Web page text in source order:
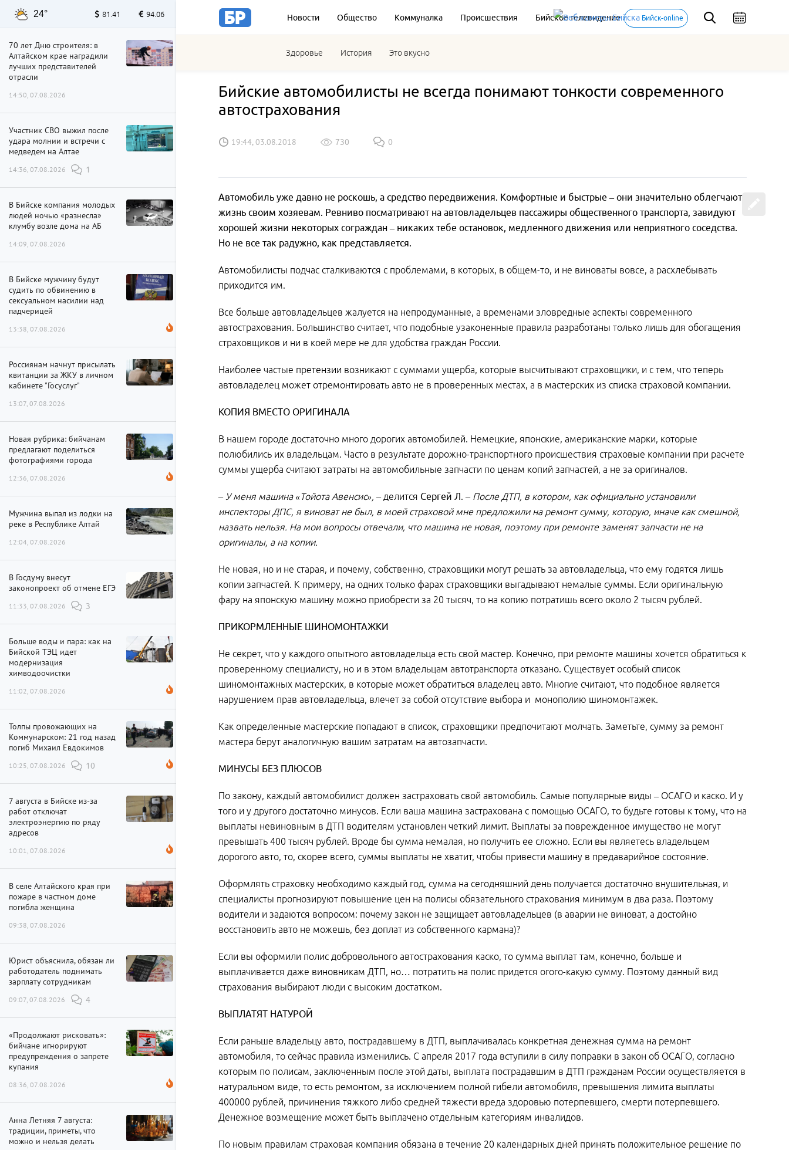
Новости Общество Коммуналка Происшествия Бийское телевидение Бийск-online
Здоровье История Это вкусно
24° 81.41 94.06
70 лет Дню строителя: в
Алтайском крае наградили
лучших представителей
отрасли
14:50, 07.08.2026
Участник СВО выжил после
удара молнии и встречи с
медведем на Алтае
14:36, 07.08.2026 1
В Бийске компания молодых
людей ночью «разнесла»
клумбу возле дома на АБ
14:09, 07.08.2026
В Бийске мужчину будут
судить по обвинению в
сексуальном насилии над
падчерицей
13:38, 07.08.2026
Россиянам начнут присылать
квитанции за ЖКУ в личном
кабинете "Госуслуг"
13:07, 07.08.2026
Новая рубрика: бийчанам
предлагают поделиться
фотографиями города
12:36, 07.08.2026
Мужчина выпал из лодки на
реке в Республике Алтай
12:04, 07.08.2026
В Госдуму внесут
законопроект об отмене ЕГЭ
11:33, 07.08.2026 3
Больше воды и пара: как на
Бийской ТЭЦ идет
модернизация
химводоочистки
11:02, 07.08.2026
Толпы провожающих на
Коммунарском: 21 год назад
погиб Михаил Евдокимов
10:25, 07.08.2026 10
7 августа в Бийске из-за
работ отключат
электроэнергию по ряду
адресов
10:01, 07.08.2026
В селе Алтайского края при
пожаре в частном доме
погибла женщина
09:38, 07.08.2026
Юрист объяснила, обязан ли
работодатель поднимать
зарплату сотрудникам
09:07, 07.08.2026 4
«Продолжают рисковать»:
бийчане игнорируют
предупреждения о запрете
купания
08:36, 07.08.2026
Анна Летняя 7 августа:
традиции, приметы, что
можно и нельзя делать
Бийские автомобилисты не всегда понимают тонкости современного
автострахования
19:44, 03.08.2018 730 0
Автомобиль уже давно не роскошь, а средство передвижения. Комфортные и быстрые – они значительно облегчают
жизнь своим хозяевам. Ревниво посматривают на автовладельцев пассажиры общественного транспорта, завидуют
хорошей жизни некоторых сограждан – никаких тебе остановок, медленного движения или неприятного соседства.
Но не все так радужно, как представляется.
Автомобилисты подчас сталкиваются с проблемами, в которых, в общем-то, и не виноваты вовсе, а расхлебывать
приходится им.
Все больше автовладельцев жалуется на непродуманные, а временами зловредные аспекты современного
автострахования. Большинство считает, что подобные узаконенные правила разработаны только лишь для обогащения
страховщиков и ни в коей мере не для удобства граждан России.
Наиболее частые претензии возникают с суммами ущерба, которые высчитывают страховщики, и с тем, что теперь
автовладелец может отремонтировать авто не в проверенных местах, а в мастерских из списка страховой компании.
КОПИЯ ВМЕСТО ОРИГИНАЛА
В нашем городе достаточно много дорогих автомобилей. Немецкие, японские, американские марки, которые
полюбились их владельцам. Часто в результате дорожно-транспортного происшествия страховые компании при расчете
суммы ущерба считают затраты на автомобильные запчасти по ценам копий запчастей, а не за оригиналов.
– У меня машина «Тойота Авенсис», – делится Сергей Л. – После ДТП, в котором, как официально установили
инспекторы ДПС, я виноват не был, в моей страховой мне предложили на ремонт сумму, которую, иначе как смешной,
назвать нельзя. На мои вопросы отвечали, что машина не новая, поэтому при ремонте заменят запчасти не на
оригиналы, а на копии.
Не новая, но и не старая, и почему, собственно, страховщики могут решать за автовладельца, что ему годятся лишь
копии запчастей. К примеру, на одних только фарах страховщики выгадывают немалые суммы. Если оригинальную
фару на японскую машину можно приобрести за 20 тысяч, то на копию потратишь всего около 2 тысяч рублей.
ПРИКОРМЛЕННЫЕ ШИНОМОНТАЖКИ
Не секрет, что у каждого опытного автовладельца есть свой мастер. Конечно, при ремонте машины хочется обратиться к
проверенному специалисту, но и в этом владельцам автотранспорта отказано. Существует особый список
шиномонтажных мастерских, в которые может обратиться владелец авто. Многие считают, что подобное является
нарушением прав автовладельца, влечет за собой отсутствие выбора и монополию шиномонтажек.
Как определенные мастерские попадают в список, страховщики предпочитают молчать. Заметьте, сумму за ремонт
мастера берут аналогичную вашим затратам на автозапчасти.
МИНУСЫ БЕЗ ПЛЮСОВ
По закону, каждый автомобилист должен застраховать свой автомобиль. Самые популярные виды – ОСАГО и каско. И у
того и у другого достаточно минусов. Если ваша машина застрахована с помощью ОСАГО, то будьте готовы к тому, что на
выплаты невиновным в ДТП водителям установлен четкий лимит. Выплаты за поврежденное имущество не могут
превышать 400 тысяч рублей. Вроде бы сумма немалая, но получить ее сложно. Если вы являетесь владельцем
дорогого авто, то, скорее всего, суммы выплаты не хватит, чтобы привести машину в предаварийное состояние.
Оформлять страховку необходимо каждый год, сумма на сегодняшний день получается достаточно внушительная, и
специалисты прогнозируют повышение цен на полисы обязательного страхования минимум в два раза. Поэтому
водители и задаются вопросом: почему закон не защищает автовладельцев (в аварии не виноват, а достойно
восстановить авто не можешь, без доплат из собственного кармана)?
Если вы оформили полис добровольного автострахования каско, то сумма выплат там, конечно, больше и
выплачивается даже виновникам ДТП, но… потратить на полис придется огого-какую сумму. Поэтому данный вид
страхования выбирают люди с высоким достатком.
ВЫПЛАТЯТ НАТУРОЙ
Если раньше владельцу авто, пострадавшему в ДТП, выплачивалась конкретная денежная сумма на ремонт
автомобиля, то сейчас правила изменились. С апреля 2017 года вступили в силу поправки в закон об ОСАГО, согласно
которым по полисам, заключенным после этой даты, выплата пострадавшим в ДТП гражданам России осуществляется в
натуральном виде, то есть ремонтом, за исключением полной гибели автомобиля, превышения лимита выплаты
400000 рублей, причинения тяжкого либо средней тяжести вреда здоровью потерпевшего, смерти потерпевшего.
Денежное возмещение может быть выплачено отдельным категориям инвалидов.
По новым правилам страховая компания обязана в течение 20 календарных дней принять положительное решение по